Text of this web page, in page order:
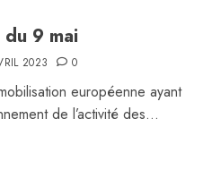
du 9 mai
2023 0
européenne ayant
de l’activité des...